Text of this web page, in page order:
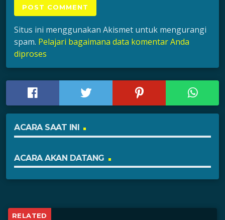
Situs ini menggunakan Akismet untuk mengurangi
spam. Pelajari bagaimana data komentar Anda
diproses
ACARA SAAT INI
ACARA AKAN DATANG
RELATED